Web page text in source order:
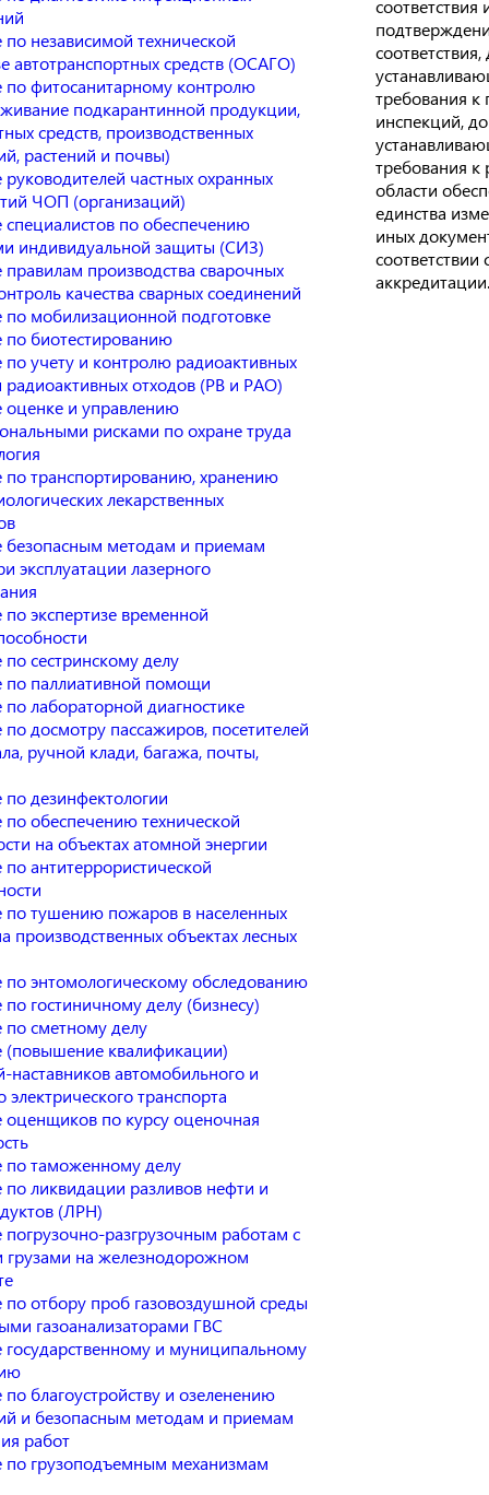
независимой технической
автотранспортных средств (ОСАГО)
фитосанитарному контролю
подкарантинной продукции,
средств, производственных
растений и почвы)
частных охранных
ЧОП (организаций)
по обеспечению
индивидуальной защиты (СИЗ)
производства сварочных
качества сварных соединений
мобилизационной подготовке
биотестированию
учету и контролю радиоактивных
радиоактивных отходов (РВ и РАО)
и управлению
рисками по охране труда
транспортированию, хранению
лекарственных
безопасным методам и приемам
эксплуатации лазерного
экспертизе временной
сестринскому делу
по паллиативной помощи
лабораторной диагностике
досмотру пассажиров, посетителей
ручной клади, багажа, почты,
дезинфектологии
обеспечению технической
на объектах атомной энергии
антитеррористической
тушению пожаров в населенных
производственных объектах лесных
энтомологическому обследованию
гостиничному делу (бизнесу)
сметному делу
(повышение квалификации)
наставников автомобильного и
электрического транспорта
по курсу оценочная
по таможенному делу
ликвидации разливов нефти и
(ЛРН)
разгрузочным работам с
на железнодорожном
отбору проб газовоздушной среды
газоанализаторами ГВС
и муниципальному
благоустройству и озеленению
и безопасным методам и приемам
работ
грузоподъемным механизмам
соответствия
требования
инспекций,
требования к
области
единства
иных
соответствии
аккредитации.